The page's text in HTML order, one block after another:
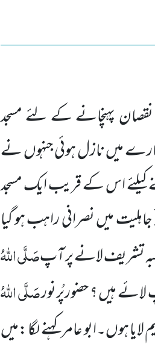
پہنچانے کے لئے مسجد
میں نازل ہوئی جنہوں نے
کیلئے اس کے قریب ایک مسجد
میں نصرانی راہب ہو گیا
تشریف لانے پر آپصَلَّی اللہُ
ہیں ؟ حضورپُرنورصَلَّی اللہُ
لایا ہوں۔ابو عامر کہنے لگا :میں